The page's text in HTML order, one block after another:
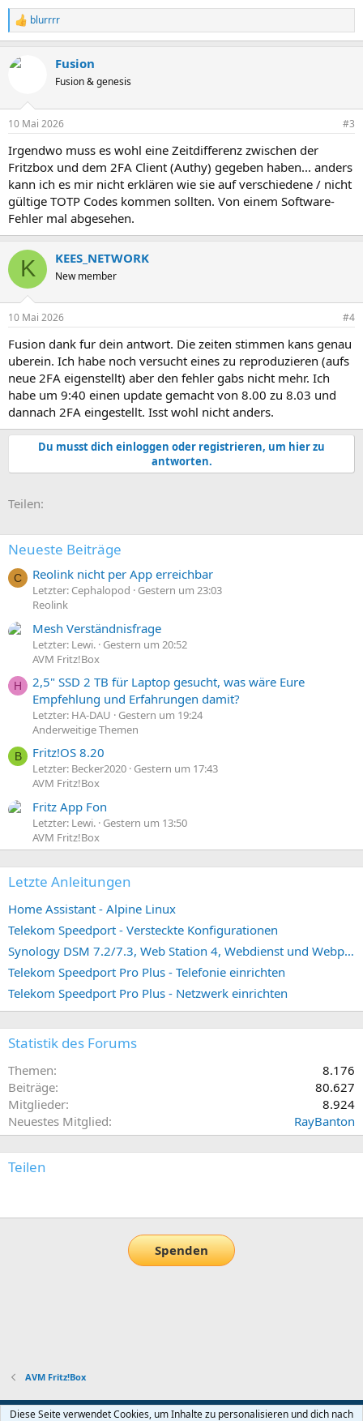
R
e
k
e
:
blurrrr
Fusion
Fusion & genesis
10 Mai 2026 #3
Irgendwo muss es wohl eine Zeitdifferenz zwischen der
Fritzbox und dem 2FA Client (Authy) gegeben haben... anders
kann ich es mir nicht erklären wie sie auf verschiedene / nicht
gültige TOTP Codes kommen sollten. Von einem Software-
Fehler mal abgesehen.
K KEES_NETWORK
New member
10 Mai 2026 #4
Fusion dank fur dein antwort. Die zeiten stimmen kans genau
uberein. Ich habe noch versucht eines zu reproduzieren (aufs
neue 2FA eigenstellt) aber den fehler gabs nicht mehr. Ich
habe um 9:40 einen update gemacht von 8.00 zu 8.03 und
dannach 2FA eingestellt. Isst wohl nicht anders.
Du musst dich einloggen oder registrieren, um hier zu
antworten.
Teilen:
Neueste Beiträge
C Reolink nicht per App erreichbar
Letzter: Cephalopod
Gestern um 23:03
Reolink
Mesh Verständnisfrage
Letzter: Lewi. Gestern um 20:52
AVM Fritz!Box
H
2,5" SSD 2 TB für Laptop gesucht, was wäre Eure
Empfehlung und Erfahrungen damit?
Letzter: HA-DAU
Gestern um 19:24
Anderweitige Themen
B Fritz!OS 8.20
Letzter: Becker2020 Gestern um 17:43
AVM Fritz!Box
Fritz App Fon
Letzter: Lewi. Gestern um 13:50
AVM Fritz!Box
Letzte Anleitungen
Home Assistant - Alpine Linux
Telekom Speedport - Versteckte Konfigurationen
Synology DSM 7.2/7.3, Web Station 4, Webdienst und Webportal erstellen (ehemals vHost)
Telekom Speedport Pro Plus - Telefonie einrichten
Telekom Speedport Pro Plus - Netzwerk einrichten
Statistik des Forums
Themen
8.176
Beiträge
80.627
Mitglieder
8.924
Neuestes Mitglied
RayBanton
Teilen
Spenden
AVM Fritz!Box
Default-Theme
Diese Seite verwendet Cookies, um Inhalte zu personalisieren und dich nach